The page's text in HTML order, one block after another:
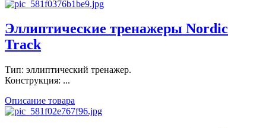
Эллиптические тренажеры Nordic
Track
Тип: эллиптический тренажер.
Конструкция: ...
Описание товара